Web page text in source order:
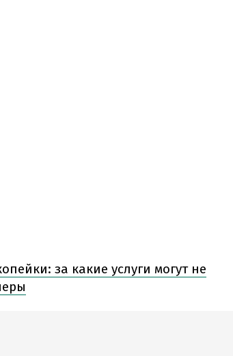
за какие услуги могут не